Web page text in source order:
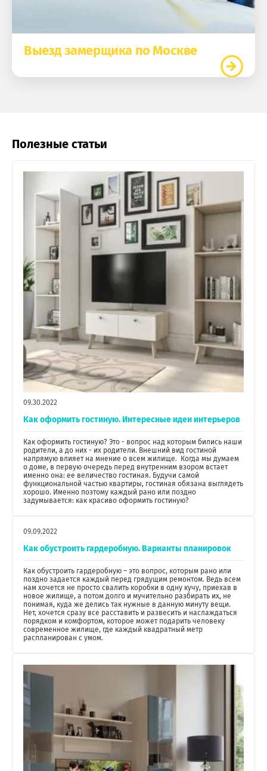
Выезд замерщика по Москве
Полезные статьи
09.30.2022
Как оформить гостиную. Интересные идеи интерьеров
Как оформить гостиную? Это - вопрос над которым бились наши
родители, а до них - их родители. Внешний вид гостиной
напрямую влияет на мнение о всем жилище. Когда мы думаем
о доме, в первую очередь перед внутренним взором встает
именно она: ее величество гостиная. Будучи самой
функциональной частью квартиры, гостиная обязана выглядеть
хорошо. Именно поэтому каждый рано или поздно
задумывается: как красиво оформить гостиную?
09.09.2022
Как обустроить гардеробную. Варианты планировок
Как обустроить гардеробную – это вопрос, которым рано или
поздно задается каждый перед грядущим ремонтом. Ведь всем
нам хочется не просто свалить коробки в одну кучу, приехав в
новое жилище, а потом долго и мучительно разбирать их, не
понимая, куда же делись так нужные в данную минуту вещи.
Нет, хочется сразу все расставить и развесить и наслаждаться
порядком и комфортом, которое может подарить человеку
современное жилище, где каждый квадратный метр
распланирован с умом.